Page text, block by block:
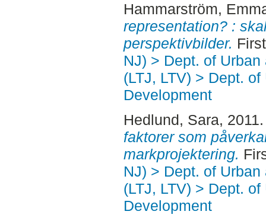
Hammarström,
representation? :
perspektivbilder.
NJ) > Dept. of
(LTJ, LTV) > Dept.
Development
Hedlund, Sara,
faktorer som
markprojektering.
NJ) > Dept. of
(LTJ, LTV) > Dept.
Development